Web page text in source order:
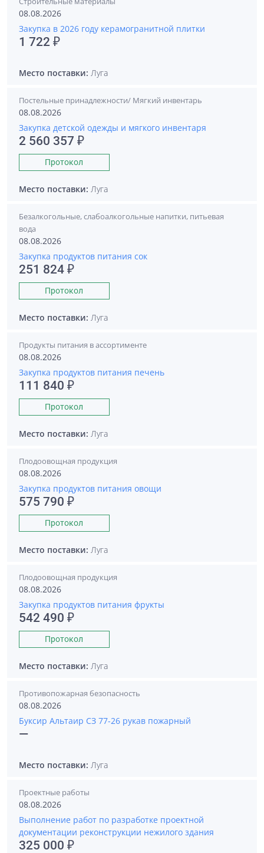
08.08.2026
Закупка в 2026 году керамогранитной плитки
1 722 ₽
Место поставки: Луга
Постельные принадлежности/ Мягкий инвентарь
08.08.2026
Закупка детской одежды и мягкого инвентаря
2 560 357 ₽
Протокол
Место поставки: Луга
Безалкогольные, слабоалкогольные напитки, питьевая
вода
08.08.2026
Закупка продуктов питания сок
251 824 ₽
Протокол
Место поставки: Луга
Продукты питания в ассортименте
08.08.2026
Закупка продуктов питания печень
111 840 ₽
Протокол
Место поставки: Луга
Плодоовощная продукция
08.08.2026
Закупка продуктов питания овощи
575 790 ₽
Протокол
Место поставки: Луга
Плодоовощная продукция
08.08.2026
Закупка продуктов питания фрукты
542 490 ₽
Протокол
Место поставки: Луга
Противопожарная безопасность
08.08.2026
Буксир Альтаир СЗ 77-26 рукав пожарный
—
Место поставки: Луга
Проектные работы
08.08.2026
Выполнение работ по разработке проектной
документации реконструкции нежилого здания
325 000 ₽